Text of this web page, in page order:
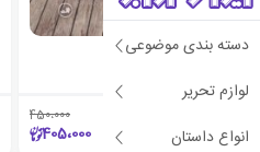
دسته بندی موضوعی
لوازم تحریر
انواع داستان
کلیسا
450،000
405،000